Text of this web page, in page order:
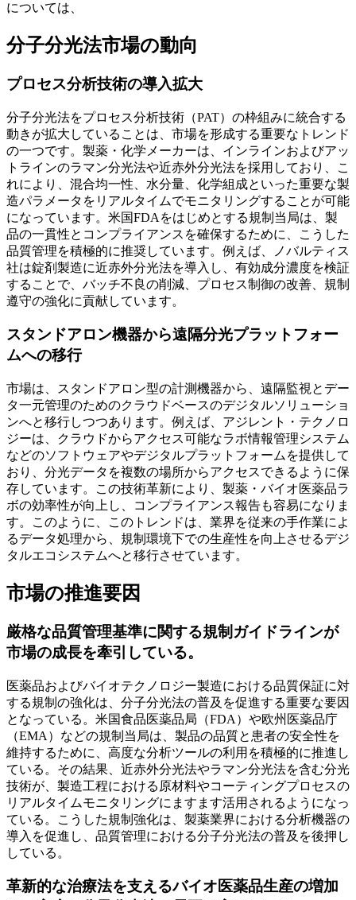
については、
分子分光法市場の動向
プロセス分析技術の導入拡大
分子分光法をプロセス分析技術（PAT）の枠組みに統合する
動きが拡大していることは、市場を形成する重要なトレンド
の一つです。製薬・化学メーカーは、インラインおよびアッ
トラインのラマン分光法や近赤外分光法を採用しており、こ
れにより、混合均一性、水分量、化学組成といった重要な製
造パラメータをリアルタイムでモニタリングすることが可能
になっています。米国FDAをはじめとする規制当局は、製
品の一貫性とコンプライアンスを確保するために、こうした
品質管理を積極的に推奨しています。例えば、ノバルティス
社は錠剤製造に近赤外分光法を導入し、有効成分濃度を検証
することで、バッチ不良の削減、プロセス制御の改善、規制
遵守の強化に貢献しています。
スタンドアロン機器から遠隔分光プラットフォー
ムへの移行
市場は、スタンドアロン型の計測機器から、遠隔監視とデー
タ一元管理のためのクラウドベースのデジタルソリューショ
ンへと移行しつつあります。例えば、アジレント・テクノロ
ジーは、クラウドからアクセス可能なラボ情報管理システム
などのソフトウェアやデジタルプラットフォームを提供して
おり、分光データを複数の場所からアクセスできるように保
存しています。この技術革新により、製薬・バイオ医薬品ラ
ボの効率性が向上し、コンプライアンス報告も容易になりま
す。このように、このトレンドは、業界を従来の手作業によ
るデータ処理から、規制環境下での生産性を向上させるデジ
タルエコシステムへと移行させています。
市場の推進要因
厳格な品質管理基準に関する規制ガイドラインが
市場の成長を牽引している。
医薬品およびバイオテクノロジー製造における品質保証に対
する規制の強化は、分子分光法の普及を促進する重要な要因
となっている。米国食品医薬品局（FDA）や欧州医薬品庁
（EMA）などの規制当局は、製品の品質と患者の安全性を
維持するために、高度な分析ツールの利用を積極的に推進し
ている。その結果、近赤外分光法やラマン分光法を含む分光
技術が、製造工程における原材料やコーティングプロセスの
リアルタイムモニタリングにますます活用されるようになっ
ている。こうした規制強化は、製薬業界における分析機器の
導入を促進し、品質管理における分子分光法の普及を後押し
している。
革新的な治療法を支えるバイオ医薬品生産の増加